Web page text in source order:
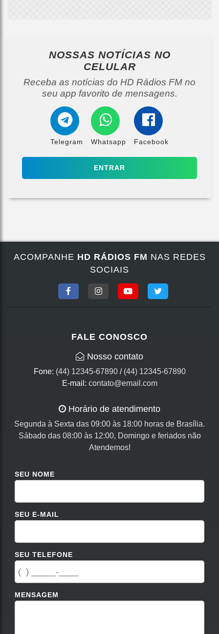
NOSSAS NOTÍCIAS NO
CELULAR
Receba as notícias do HD Rádios FM no
seu app favorito de mensagens.
Telegram Whatsapp Facebook
ENTRAR
ACOMPANHE HD RÁDIOS FM NAS REDES
SOCIAIS
FALE CONOSCO
Nosso contato
Fone: (44) 12345-67890/ (44) 12345-67890
E-mail: contato@email.com
Horário de atendimento
Segunda à Sexta das 09:00 às 18:00 horas de Brasília.
Sábado das 08:00 às 12:00, Domingo e feriados não
Atendemos!
SEU NOME
SEU E-MAIL
SEU TELEFONE
MENSAGEM